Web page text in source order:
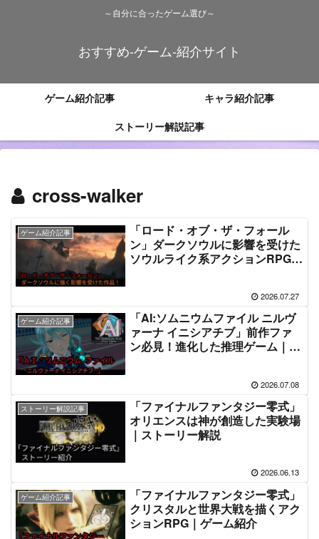
～自分に合ったゲーム選び～
おすすめ-ゲーム-紹介サイト
ゲーム紹介記事
キャラ紹介記事
ストーリー解説記事
cross-walker
ゲーム紹介記事
「ロード・オブ・ザ・フォール
ン」ダークソウルに影響を受けた
ソウルライク系アクションRPG｜
2026.07.27
ゲーム紹介記事
「AI:ソムニウムファイル ニルヴ
ァーナ イニシアチブ」前作ファ
ン必見！進化した推理ゲーム｜ゲ
2026.07.08
ストーリー解説記事
「ファイナルファンタジー零式」
オリエンスは神が創造した実験場
｜ストーリー解説
2026.06.13
ゲーム紹介記事
「ファイナルファンタジー零式」
クリスタルと世界大戦を描くアク
ションRPG｜ゲーム紹介